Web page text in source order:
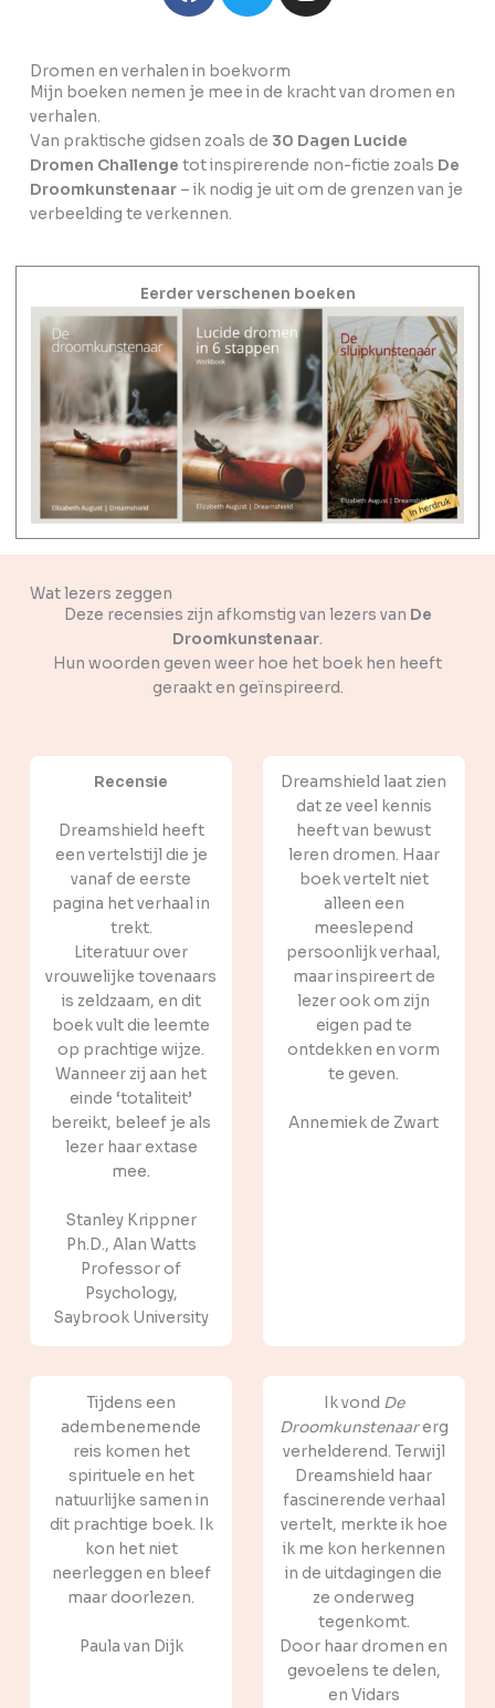
e
b
o
o
k
t
r
a
r
a
m
Dromen en verhalen in boekvorm
Mijn boeken nemen je mee in de kracht van dromen en
verhalen.
Van praktische gidsen zoals de 30 Dagen Lucide
Dromen Challenge tot inspirerende non-fictie zoals De
Droomkunstenaar – ik nodig je uit om de grenzen van je
verbeelding te verkennen.
Eerder verschenen boeken
Wat lezers zeggen
Deze recensies zijn afkomstig van lezers van De
Droomkunstenaar.
Hun woorden geven weer hoe het boek hen heeft
geraakt en geïnspireerd.
Recensie
Dreamshield heeft
een vertelstijl die je
vanaf de eerste
pagina het verhaal in
trekt.
Literatuur over
vrouwelijke tovenaars
is zeldzaam, en dit
boek vult die leemte
op prachtige wijze.
Wanneer zij aan het
einde ‘totaliteit’
bereikt, beleef je als
lezer haar extase
mee.
Stanley Krippner
Ph.D., Alan Watts
Professor of
Psychology,
Saybrook University
Dreamshield laat zien
dat ze veel kennis
heeft van bewust
leren dromen. Haar
boek vertelt niet
alleen een
meeslepend
persoonlijk verhaal,
maar inspireert de
lezer ook om zijn
eigen pad te
ontdekken en vorm
te geven.
Annemiek de Zwart
Tijdens een
adembenemende
reis komen het
spirituele en het
natuurlijke samen in
dit prachtige boek. Ik
kon het niet
neerleggen en bleef
maar doorlezen.
Paula van Dijk
Ik vond De
Droomkunstenaarerg
verhelderend. Terwijl
Dreamshield haar
fascinerende verhaal
vertelt, merkte ik hoe
ik me kon herkennen
in de uitdagingen die
ze onderweg
tegenkomt.
Door haar dromen en
gevoelens te delen,
en Vidars